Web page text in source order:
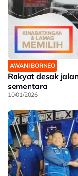
AWANI BORNEO
Rakyat desak
sementara
10/01/2026